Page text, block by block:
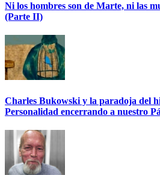
Ni los hombres son de Marte, ni las
(Parte II)
Charles Bukowski y la paradoja del
Personalidad encerrando a nuestro